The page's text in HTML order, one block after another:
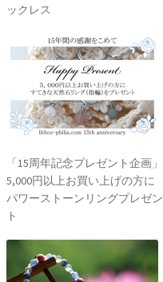
ックレス
「15周年記念プレゼント企画」
5,000円以上お買い上げの方に
パワーストーンリングプレゼン
ト